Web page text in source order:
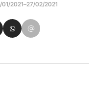
01/2021–27/02/2021
LinkedIn
su Pinterest
Condividi su WhatsApp
Condividi su Email